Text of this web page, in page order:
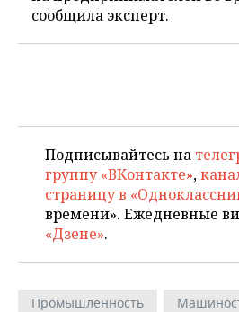
сообщила эксперт.
Подписывайтесь на
группу «ВКонтакте»,
страницу в
времени». Ежедневные
«Дзене».
Промышленность